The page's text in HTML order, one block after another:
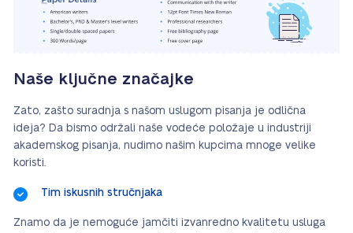
Naše ključne značajke
Zato, zašto suradnja s našom uslugom pisanja je odlična
ideja? Da bismo održali naše vodeće položaje u industriji
akademskog pisanja, nudimo našim kupcima mnoge velike
koristi.
Tim iskusnih stručnjaka
Znamo da je nemoguće jamčiti izvanredno kvalitetu usluga